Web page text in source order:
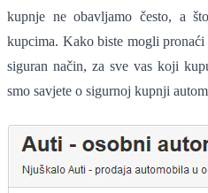
kupnje ne obavljamo često, a
kupcima. Kako biste mogli
siguran način, za sve vas koji
smo savjete o sigurnoj kupnji